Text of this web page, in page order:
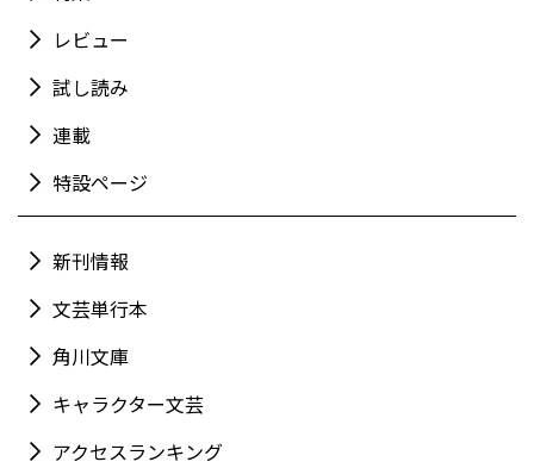
レビュー
試し読み
連載
特設ページ
新刊情報
文芸単行本
角川文庫
キャラクター文芸
アクセスランキング